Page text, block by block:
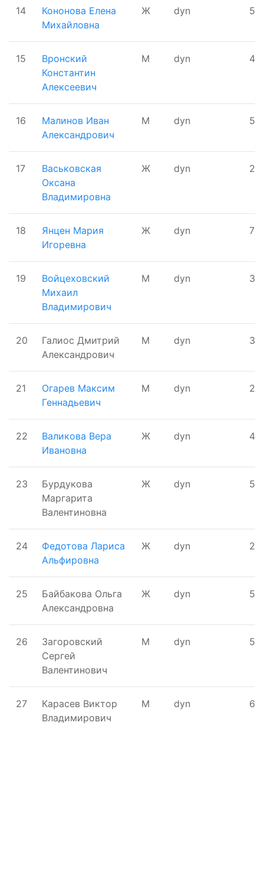
14
Кононова Елена
Михайловна
Ж dyn 50
15
Вронский
Константин
Алексеевич
М dyn 40
16
Малинов Иван
Александрович
М dyn 55
17
Васьковская
Оксана
Владимировна
Ж dyn 2
18
Янцен Мария
Игоревна
Ж dyn 70
19
Войцеховский
Михаил
Владимирович
М dyn 30
20
Галиос Дмитрий
Александрович
М dyn 3
21
Огарев Максим
Геннадьевич
М dyn 27
22
Валикова Вера
Ивановна
Ж dyn 40
23
Бурдукова
Маргарита
Валентиновна
Ж dyn 50
24
Федотова Лариса
Альфировна
Ж dyn 25
25
Байбакова Ольга
Александровна
Ж dyn 50
26
Загоровский
Сергей
Валентинович
М dyn 50
27
Карасев Виктор
Владимирович
М dyn 60